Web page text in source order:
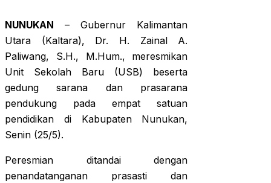
NUNUKAN – Gubernur Kalimantan
Utara (Kaltara), Dr. H. Zainal A.
Paliwang, S.H., M.Hum., meresmikan
Unit Sekolah Baru (USB) beserta
gedung sarana dan prasarana
pendukung pada empat satuan
pendidikan di Kabupaten Nunukan,
Senin (25/5).
Peresmian ditandai dengan
penandatanganan prasasti dan